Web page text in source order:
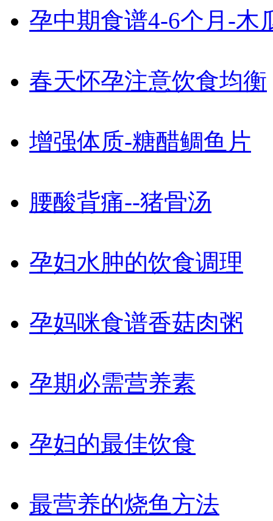
孕中期食谱4-6个月-木
春天怀孕注意饮食均衡
增强体质-糖醋鲷鱼片
腰酸背痛--猪骨汤
孕妇水肿的饮食调理
孕妈咪食谱香菇肉粥
孕期必需营养素
孕妇的最佳饮食
最营养的烧鱼方法